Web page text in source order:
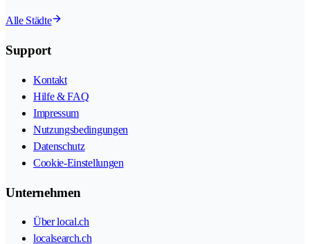
Alle Städte
Support
Kontakt
Hilfe & FAQ
Impressum
Nutzungsbedingungen
Datenschutz
Cookie-Einstellungen
Unternehmen
Über local.ch
localsearch.ch